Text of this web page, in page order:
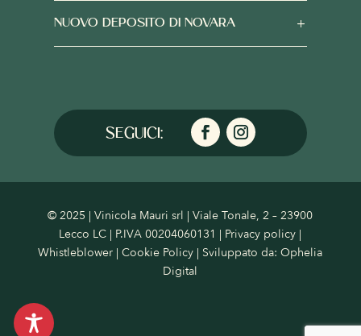
NUOVO DEPOSITO DI NOVARA
© 2025 | Vinicola Mauri srl | Viale Tonale, 2 – 23900
Lecco LC | P.IVA 00204060131 | Privacy policy |
Whistleblower |Cookie Policy | Sviluppato da:Ophelia
Digital